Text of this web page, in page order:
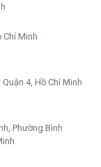
Chí Minh
4, Hồ Chí Minh
Phường Bình